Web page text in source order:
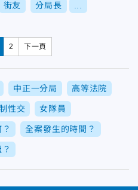
街友 分局長
2 下一頁
中正一分局 高等法院
性交 女隊員
全案發生的時間？